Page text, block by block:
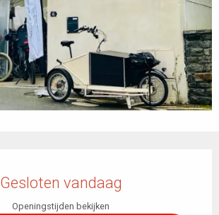
Gesloten vandaag
Openingstijden bekijken